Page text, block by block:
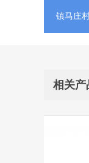
镇马庄
相关产